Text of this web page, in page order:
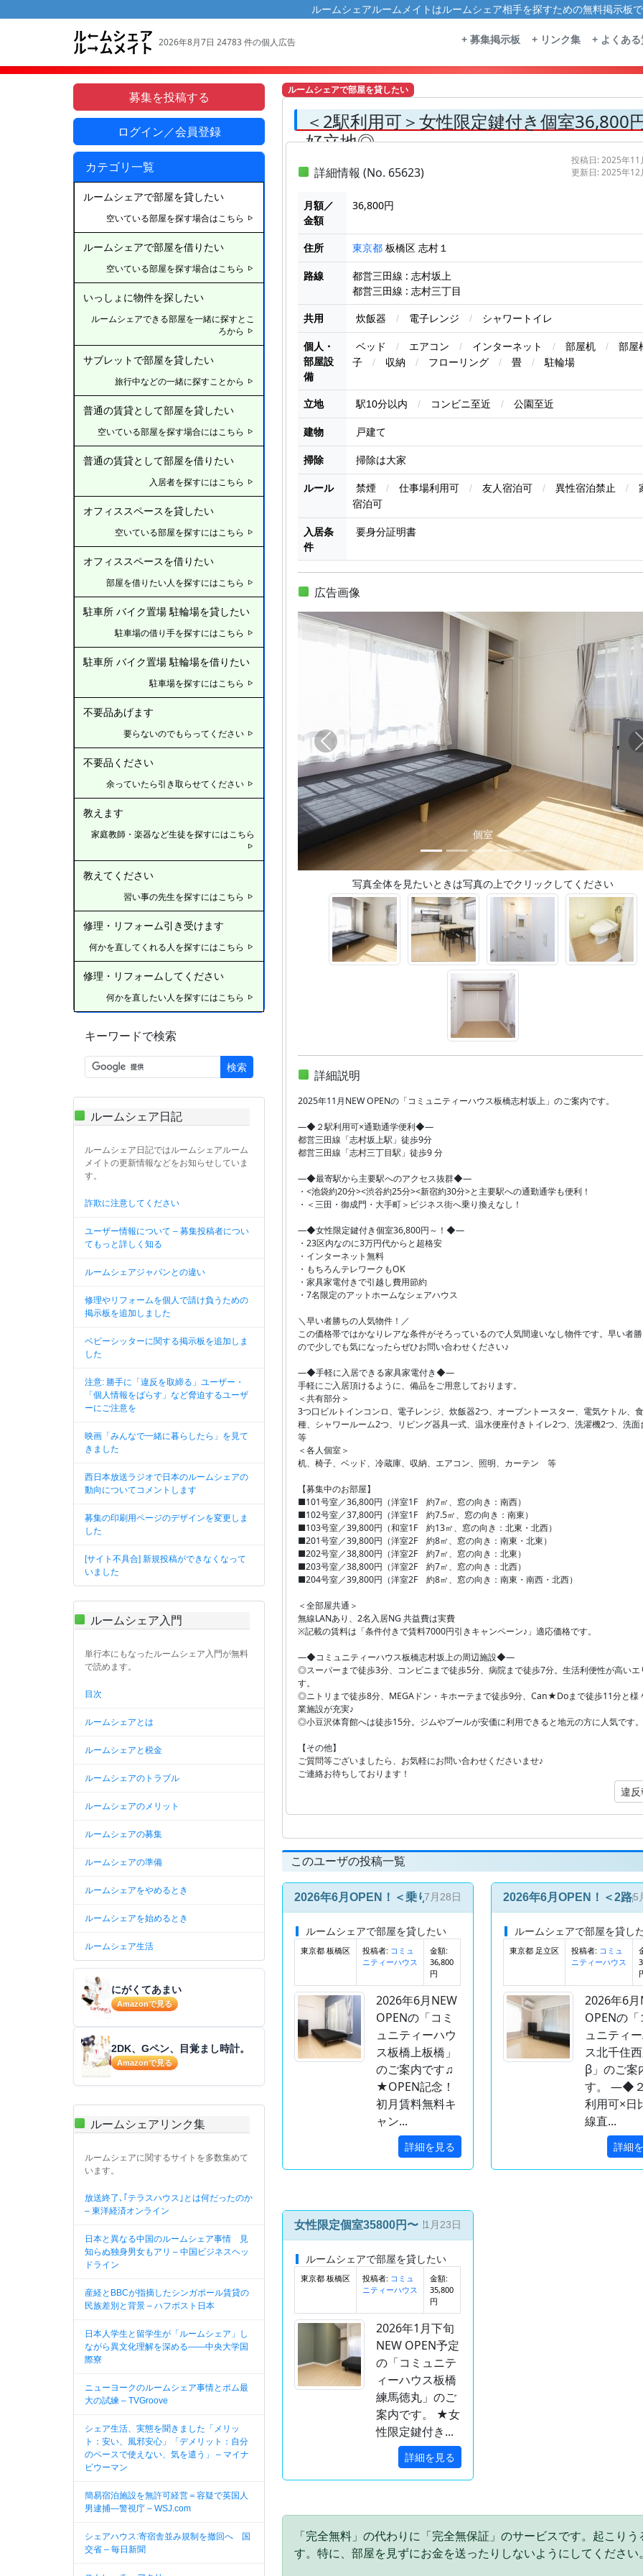
ルームシェアルームメイトはルームシェア相手を探すための無料掲示板
2026年8月7日 24783 件の個人広告 + 募集掲示板 + リンク集 + よくある
募集を投稿する
ログイン／会員登録
カテゴリ一覧
ルームシェアで部屋を貸したい
空いている部屋を探す場合はこちら
ルームシェアで部屋を借りたい
空いている部屋を探す場合はこちら
いっしょに物件を探したい
ルームシェアできる部屋を一緒に探すとこ
ろから
サブレットで部屋を貸したい
旅行中などの一緒に探すことから
普通の賃貸として部屋を貸したい
空いている部屋を探す場合にはこちら
普通の賃貸として部屋を借りたい
入居者を探すにはこちら
オフィススペースを貸したい
空いている部屋を探すにはこちら
オフィススペースを借りたい
部屋を借りたい人を探すにはこちら
駐車所 バイク置場 駐輪場を貸したい
駐車場の借り手を探すにはこちら
駐車所 バイク置場 駐輪場を借りたい
駐車場を探すにはこちら
不要品あげます
要らないのでもらってください
不要品ください
余っていたら引き取らせてください
教えます
家庭教師・楽器など生徒を探すにはこちら
教えてください
習い事の先生を探すにはこちら
修理・リフォーム引き受けます
何かを直してくれる人を探すにはこちら
修理・リフォームしてください
何かを直したい人を探すにはこちら
キーワードで検索
検索
ルームシェア日記
ルームシェア日記ではルームシェアルーム
メイトの更新情報などをお知らせしていま
す。
詐欺に注意してください
ユーザー情報について – 募集投稿者につい
てもっと詳しく知る
ルームシェアジャパンとの違い
修理やリフォームを個人で請け負うための
掲示板を追加しました
ベビーシッターに関する掲示板を追加しま
した
注意: 勝手に「違反を取締る」ユーザー・
「個人情報をばらす」など脅迫するユーザ
ーにご注意を
映画「みんなで一緒に暮らしたら」を見て
きました
西日本放送ラジオで日本のルームシェアの
動向についてコメントします
募集の印刷用ページのデザインを変更しま
した
[サイト不具合] 新規投稿ができなくなって
いました
ルームシェア入門
単行本にもなったルームシェア入門が無料
で読めます。
目次
ルームシェアとは
ルームシェアと税金
ルームシェアのトラブル
ルームシェアのメリット
ルームシェアの募集
ルームシェアの準備
ルームシェアをやめるとき
ルームシェアを始めるとき
ルームシェア生活
にがくてあまい
Amazonで見る
2DK、Gペン、目覚まし時計。
Amazonで見る
ルームシェアリンク集
ルームシェアに関するサイトを多数集めて
います。
放送終了､｢テラスハウス｣とは何だったのか
– 東洋経済オンライン
日本と異なる中国のルームシェア事情 見
知らぬ独身男女もアリ – 中国ビジネスヘッ
ドライン
産経とBBCが指摘したシンガポール賃貸の
民族差別と背景 – ハフポスト日本
日本人学生と留学生が「ルームシェア」し
ながら異文化理解を深める――中央大学国
際寮
ニューヨークのルームシェア事情とポム最
大の試練 – TVGroove
シェア生活、実態を聞きました「メリッ
ト：安い、風邪安心」「デメリット：自分
のペースで使えない、気を遣う」 – マイナ
ビウーマン
簡易宿泊施設を無許可経営＝容疑で英国人
男逮捕—警視庁 – WSJ.com
シェアハウス:寄宿舎並み規制を撤回へ 国
交省 – 毎日新聞
ルームシェアで部屋を貸したい
＜2駅利用可＞女性限定鍵付き個室36,800
好立地◎
投稿日: 2025年11
更新日: 2025年12
詳細情報 (No. 65623)
月額／
金額
36,800円
住所 東京都 板橋区 志村１
路線
都営三田線 : 志村坂上
都営三田線 : 志村三丁目
共用
炊飯器 / 電子レンジ / シャワートイレ
個人・
部屋設
備
ベッド / エアコン / インターネット / 部屋机 /
部屋
子
/ 収納 / フローリング / 畳 / 駐輪場
立地 駅10分以内 / コンビニ至近 / 公園至近
建物 戸建て
掃除 掃除は大家
ルール 禁煙 / 仕事場利用可 / 友人宿泊可 / 異性宿泊禁止 /
宿泊可
入居条
件
要身分証明書
広告画像
個室 リビング
Previous
写真全体を見たいときは写真の上でクリックしてください
詳細説明
2025年11月NEW OPENの「コミュニティーハウス板橋志村坂上」のご案内です。
―◆２駅利用可×通勤通学便利◆―
都営三田線「志村坂上駅」徒歩9分
都営三田線「志村三丁目駅」徒歩9 分
―◆最寄駅から主要駅へのアクセス抜群◆―
・<池袋約20分><渋谷約25分><新宿約30分>と主要駅への通勤通学も便利！
・＜三田・御成門・大手町＞ビジネス街へ乗り換えなし！
―◆女性限定鍵付き個室36,800円～！◆―
・23区内なのに3万円代からと超格安
・インターネット無料
・もちろんテレワークもOK
・家具家電付きで引越し費用節約
・7名限定のアットホームなシェアハウス
＼早い者勝ちの人気物件！／
この価格帯ではかなりレアな条件がそろっているので人気間違いなし物件です。早い者
ので少しでも気になったらぜひお問い合わせください♪
―◆手軽に入居できる家具家電付き◆―
手軽にご入居頂けるように、備品をご用意しております。
＜共有部分＞
3つ口ビルトインコンロ、電子レンジ、炊飯器2つ、オーブントースター、電気ケトル、
種、シャワールーム2つ、リビング器具一式、温水便座付きトイレ2つ、洗濯機2つ、洗面
等
＜各人個室＞
机、椅子、ベッド、冷蔵庫、収納、エアコン、照明、カーテン 等
【募集中のお部屋】
■101号室／36,800円（洋室1F 約7㎡、窓の向き：南西）
■102号室／37,800円（洋室1F 約7.5㎡、窓の向き：南東）
■103号室／39,800円（和室1F 約13㎡、窓の向き：北東・北西）
■201号室／39,800円（洋室2F 約8㎡、窓の向き：南東・北東）
■202号室／38,800円（洋室2F 約7㎡、窓の向き：北東）
■203号室／38,800円（洋室2F 約7㎡、窓の向き：北西）
■204号室／39,800円（洋室2F 約8㎡、窓の向き：南東・南西・北西）
＜全部屋共通＞
無線LANあり、2名入居NG 共益費は実費
※記載の賃料は「条件付きで賃料7000円引きキャンペーン♪」適応価格です。
―◆コミュニティーハウス板橋志村坂上の周辺施設◆―
◎スーパーまで徒歩3分、コンビニまで徒歩5分、病院まで徒歩7分。生活利便性が高いエ
す。
◎ニトリまで徒歩8分、MEGAドン・キホーテまで徒歩9分、Can★Doまで徒歩11分と様
業施設が充実♪
◎小豆沢体育館へは徒歩15分。ジムやプールが安価に利用できると地元の方に人気です。
【その他】
ご質問等ございましたら、お気軽にお問い合わせくださいませ♪
ご連絡お待ちしております！
違
このユーザの投稿一覧
2026年6月OPEN！＜乗り換えなし◎＞池袋駅まで約14分の好立
7月28日
ルームシェアで部屋を貸したい
東京都 板橋区 投稿者: コミュ
ニティーハウス
金額:
36,800
円
2026年6月NEW
OPENの「コミ
ュニティーハウ
ス板橋上板橋」
のご案内です♫
★OPEN記念！
初月賃料無料キ
ャン...
詳細を見る
2026年6月OPEN！＜2路5
ルームシェアで部屋を貸し
東京都 足立区 投稿者: コミュ
ニティーハウス
2026年6月
OPENの「
ュニティ
ス北千住
β」のご案
す。 ―◆
利用可×日
線直...
詳細
女性限定個室35800円〜！東武東上線「東武練馬駅」徒歩9分！
1月23日
ルームシェアで部屋を貸したい
東京都 板橋区 投稿者: コミュ
ニティーハウス
金額:
35,800
円
2026年1月下旬
NEW OPEN予定
の「コミュニテ
ィーハウス板橋
練馬徳丸」のご
案内です。 ★女
性限定鍵付き...
詳細を見る
「完全無料」の代わりに「完全無保証」のサービスです。起こり
す。特に、部屋を見ずにお金を送ったりしないようにしてください